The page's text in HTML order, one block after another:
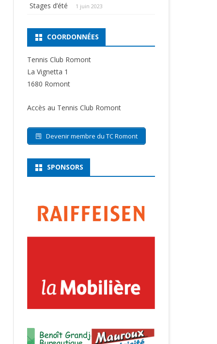
Stages d’été 1 juin 2023
COORDONNÉES
Tennis Club Romont
La Vignetta 1
1680 Romont
Accès au Tennis Club Romont
Devenir membre du TC Romont
SPONSORS